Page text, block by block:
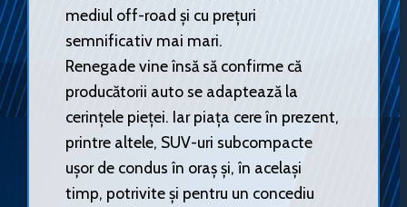
mediul off-road și cu prețuri
semnificativ mai mari.
Renegade vine însă să confirme că
producătorii auto se adaptează la
cerințele pieței. Iar piața cere în prezent,
printre altele, SUV-uri subcompacte
ușor de condus în oraș și, în același
timp, potrivite și pentru un concediu